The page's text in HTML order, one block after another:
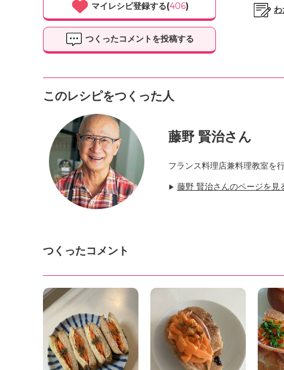
マイレシピ登録する(406)
つくったコメントを投稿する
わ
このレシピをつくった人
藤野 賢治さん
フランス料理店兼料理教室を
▶ 藤野 賢治さんのページを見
つくったコメント